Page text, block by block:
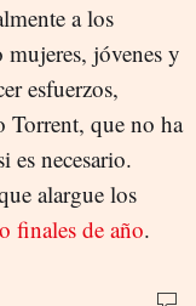
a los
mujeres, jóvenes y
esfuerzos,
Torrent, que no ha
es necesario.
alargue los
finales de año.